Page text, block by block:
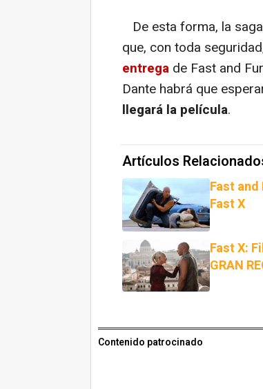
De esta forma, la
que, con toda
entrega de Fast and
Dante habrá que
llegará la película.
Artículos
Fast
Fast X
Fast X:
GRAN
Contenido patrocinado